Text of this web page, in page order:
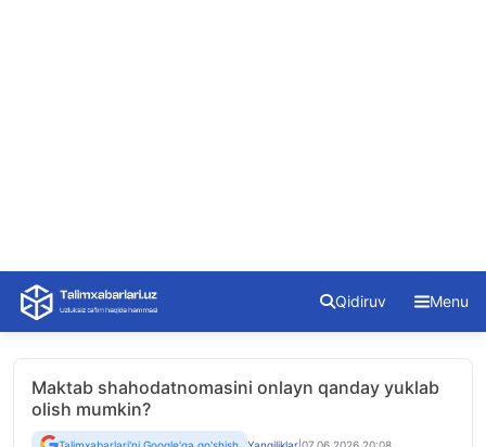
Skip
content
Qidiruv Menu
Maktab shahodatnomasini onlayn qanday yuklab
olish mumkin?